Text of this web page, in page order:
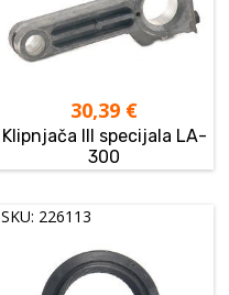
30,39 €
Klipnjača III specijala LA-
300
SKU: 226113